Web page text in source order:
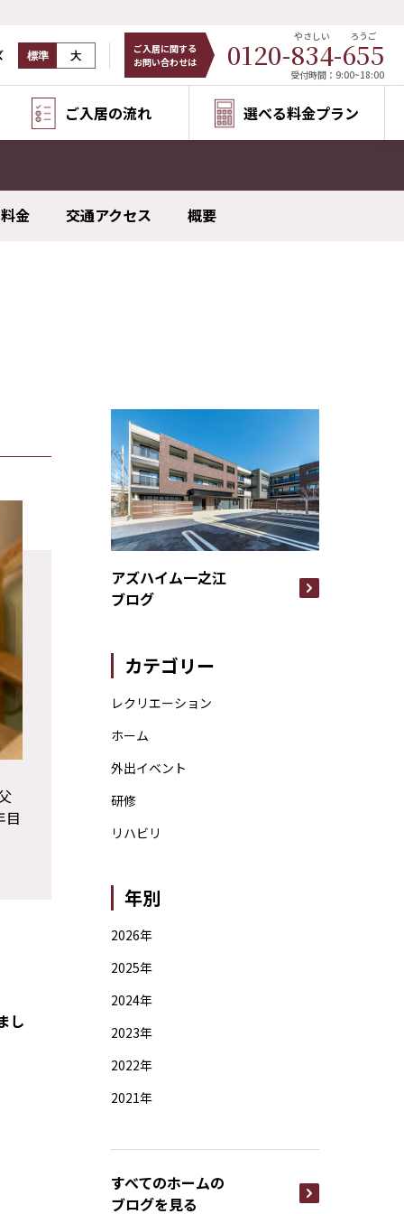
標準 大
ご入居に関する
お問い合わせは
0120-834
やさしい
-655
ろうご
受付時間：9:00~18:00
ご入居の流れ 選べる料金プラン
料金 交通アクセス 概要
目
し
アズハイム一之江
ブログ
カテゴリー
レクリエーション
ホーム
外出イベント
研修
リハビリ
年別
2026年
2025年
2024年
2023年
2022年
2021年
すべてのホームの
ブログを見る